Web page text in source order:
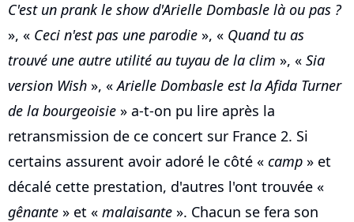
C'est un prank le show d'Arielle Dombasle là ou pas ?
», « Ceci n'est pas une parodie », « Quand tu as
trouvé une autre utilité au tuyau de la clim », « Sia
version Wish », «Arielle Dombasle est la Afida Turner
de la bourgeoisie » a-t-on pu lire après la
retransmission de ce concert sur France 2. Si
certains assurent avoir adoré le côté « camp » et
décalé cette prestation, d'autres l'ont trouvée «
gênante » et « malaisante ». Chacun se fera son